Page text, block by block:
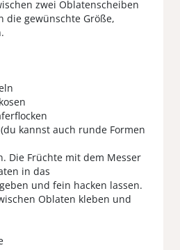
zwei Oblatenscheiben
die gewünschte Größe,
kannst auch runde Formen
Die Früchte mit dem Messer
in das
und fein hacken lassen.
Oblaten kleben und